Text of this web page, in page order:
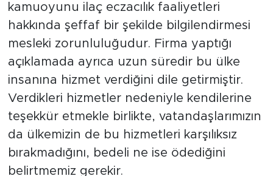
kamuoyunu ilaç eczacılık faaliyetleri
hakkında şeffaf bir şekilde bilgilendirmesi
mesleki zorunluluğudur. Firma yaptığı
açıklamada ayrıca uzun süredir bu ülke
insanına hizmet verdiğini dile getirmiştir.
Verdikleri hizmetler nedeniyle kendilerine
teşekkür etmekle birlikte, vatandaşlarımızın
da ülkemizin de bu hizmetleri karşılıksız
bırakmadığını, bedeli ne ise ödediğini
belirtmemiz gerekir.